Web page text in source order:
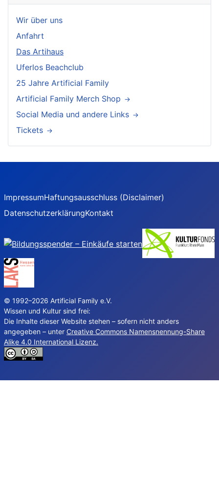
Wir über uns
Anfahrt
Das Artihaus
Uferlos Beachclub
25 Jahre Artificial Family
Artificial Family Merch Shop
Social Media und andere Links
Tickets
ImpressumHaftungsausschluss (Disclaimer)
DatenschutzerklärungKontakt
© 1992–2026 Artificial Family e.V.
Wissen und Kultur sind frei:
Die Inhalte dieser Website stehen – sofern nicht anders
angegeben – unter Creative Commons Namensnennung-Share
Alike 4.0 International Lizenz.